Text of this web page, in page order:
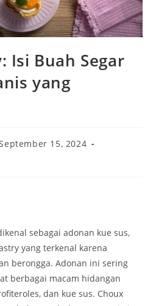
Isi Buah Segar
yang
15, 2024
sebagai adonan kue sus,
yang terkenal karena
berongga. Adonan ini sering
berbagai macam hidangan
dan kue sus. Choux